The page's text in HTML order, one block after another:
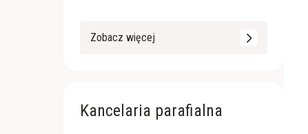
Zobacz więcej
Kancelaria parafialna